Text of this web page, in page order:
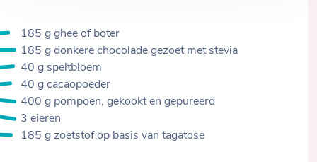
185 g ghee of boter
185 g donkere chocolade gezoet met stevia
40 g speltbloem
40 g cacaopoeder
400 g pompoen, gekookt en gepureerd
3 eieren
185 g zoetstof op basis van tagatose